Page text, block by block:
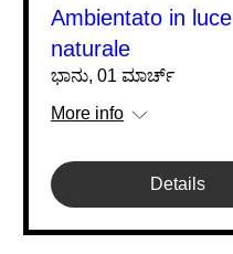
Ambientato in luce
naturale
ಭಾನು, 01 ಮಾರ್ಚ್
More info
Details